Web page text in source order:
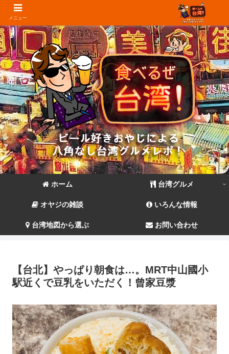
ホーム 台湾グルメ
オヤジの雑談 いろんな情報
台湾地図から選ぶ お問い合わせ
【台北】やっぱり朝食は…。MRT中山國小
駅近くで豆乳をいただく！曾家豆漿
メニュー